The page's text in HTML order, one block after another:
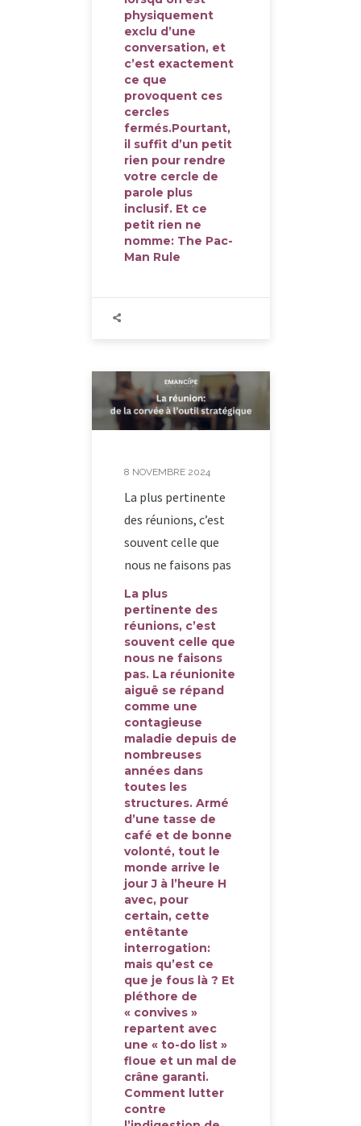
physiquement
exclu d’une
conversation, et
c’est exactement
ce que
provoquent ces
cercles
fermés.Pourtant,
il suffit d’un petit
rien pour rendre
votre cercle de
parole plus
inclusif. Et ce
petit rien ne
nomme: The Pac-
Man Rule
8 NOVEMBRE 2024
La plus pertinente
des réunions, c’est
souvent celle que
nous ne faisons pas
La plus
pertinente des
réunions, c’est
souvent celle que
nous ne faisons
pas. La réunionite
aiguë se répand
comme une
contagieuse
maladie depuis de
nombreuses
années dans
toutes les
structures. Armé
d’une tasse de
café et de bonne
volonté, tout le
monde arrive le
jour J à l’heure H
avec, pour
certain, cette
entêtante
interrogation:
mais qu’est ce
que je fous là ? Et
pléthore de
« convives »
repartent avec
une « to-do list »
floue et un mal de
crâne garanti.
Comment lutter
contre